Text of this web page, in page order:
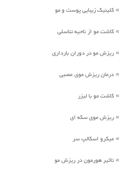
» کلینیک زیبایی پوست و مو
» کاشت مو از ناحیه تناسلی
» ریزش مو در دوران بارداری
» درمان ریزش موی عصبی
» کاشت مو با لیزر
» ریزش موی سکه ای
» میکرو اسکالپ سر
» تاثیر هورمون در ریزش مو